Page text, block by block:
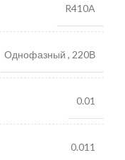
R410A
Однофазный , 220В
0.01
0.011